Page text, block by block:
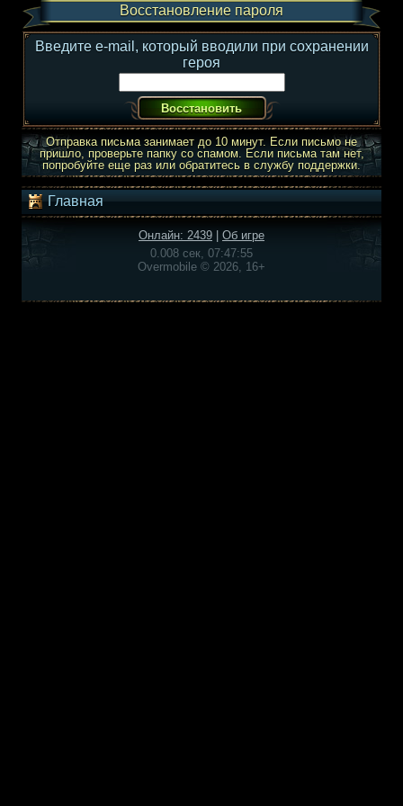
Восстановление пароля
Введите e-mail, который вводили при сохранении
героя
Отправка письма занимает до 10 минут. Если письмо не
пришло, проверьте папку со спамом. Если письма там нет,
попробуйте еще раз или обратитесь в службу поддержки.
Главная
Онлайн: 2439
Об игре
0.008 сек, 07:47:55
Overmobile © 2026, 16+